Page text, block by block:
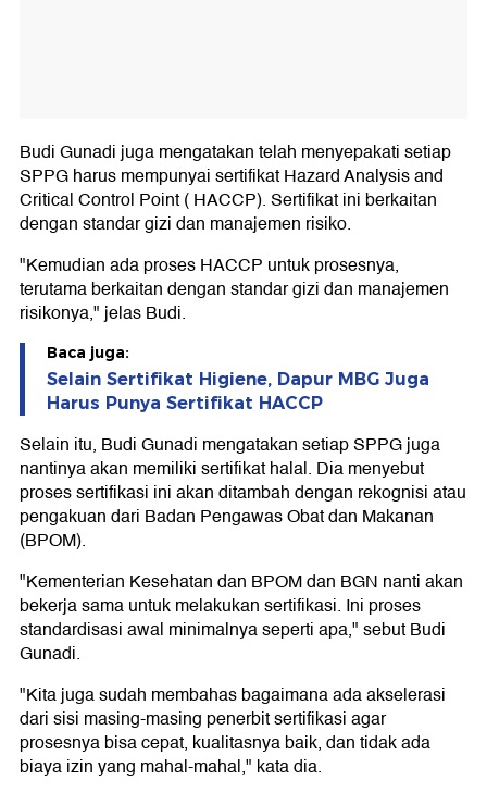
Budi Gunadi juga mengatakan telah menyepakati setiap
SPPG harus mempunyai sertifikat Hazard Analysis and
Critical Control Point ( HACCP). Sertifikat ini berkaitan
dengan standar gizi dan manajemen risiko.
"Kemudian ada proses HACCP untuk prosesnya,
terutama berkaitan dengan standar gizi dan manajemen
risikonya," jelas Budi.
Baca juga:
Selain Sertifikat Higiene, Dapur MBG Juga
Harus Punya Sertifikat HACCP
Selain itu, Budi Gunadi mengatakan setiap SPPG juga
nantinya akan memiliki sertifikat halal. Dia menyebut
proses sertifikasi ini akan ditambah dengan rekognisi atau
pengakuan dari Badan Pengawas Obat dan Makanan
(BPOM).
"Kementerian Kesehatan dan BPOM dan BGN nanti akan
bekerja sama untuk melakukan sertifikasi. Ini proses
standardisasi awal minimalnya seperti apa," sebut Budi
Gunadi.
"Kita juga sudah membahas bagaimana ada akselerasi
dari sisi masing-masing penerbit sertifikasi agar
prosesnya bisa cepat, kualitasnya baik, dan tidak ada
biaya izin yang mahal-mahal," kata dia.